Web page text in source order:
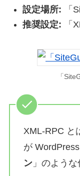
設定場所: 「
推奨設定: 「
「
XML-RPC と
が
ン」のような